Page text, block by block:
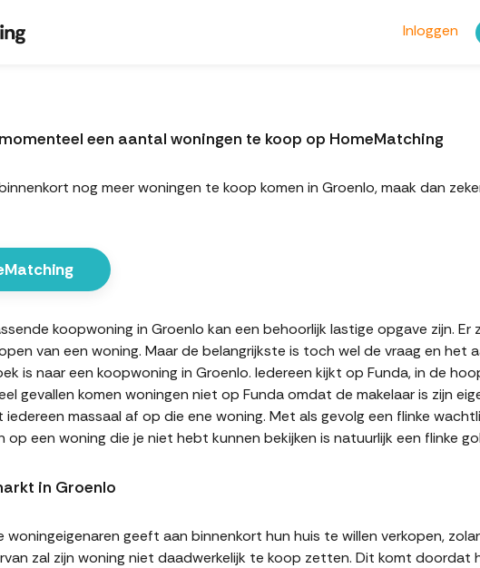
Inloggen
een aantal woningen te koop op HomeMatching
nog meer woningen te koop komen in Groenlo, maak dan
koopwoning in Groenlo kan een behoorlijk lastige opgave zijn.
van een woning. Maar de belangrijkste is toch wel de vraag en
is naar een koopwoning in Groenlo. Iedereen kijkt op Funda, in de
gevallen komen woningen niet op Funda omdat de makelaar is zijn
massaal af op die ene woning. Met als gevolg een flinke
op een woning die je niet hebt kunnen bekijken is natuurlijk een flinke
in Groenlo
woningeigenaren geeft aan binnenkort hun huis te willen verkopen,
zal zijn woning niet daadwerkelijk te koop zetten. Dit komt doordat